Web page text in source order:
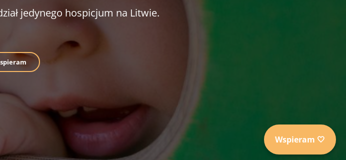
jedynego hospicjum na Litwie.
By :XYZScripts.com
Wspieram 🤍